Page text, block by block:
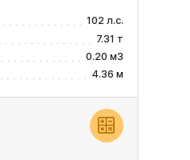
102 л.с.
7.31 т
0.20 м3
4.36 м